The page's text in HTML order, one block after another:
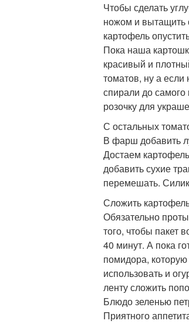
Чтобы сделать
ножом и вытащить
картофель
Пока наша
красивый и
томатов, ну а
спирали до
розочку для
С остальных
В фарш добавить
Достаем
добавить сухие
перемешать.
Сложить
Обязательно
того, чтобы пакет
40 минут. А пока
помидора,
использовать и
ленту сложить
Блюдо зеленью
Приятного